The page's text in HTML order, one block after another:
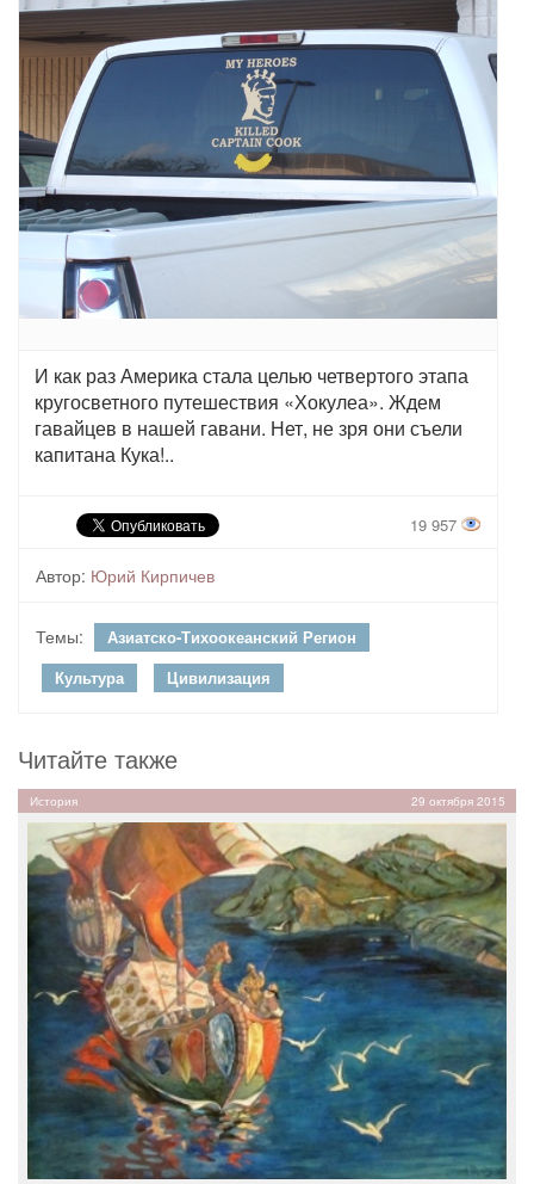
И как раз Америка стала целью четвертого этапа
кругосветного путешествия «Хокулеа». Ждем
гавайцев в нашей гавани. Нет, не зря они съели
капитана Кука!..
19 957
Автор: Юрий Кирпичев
Темы:
Азиатско-Тихоокеанский Регион
Культура
Цивилизация
Читайте также
История 29 октября 2015